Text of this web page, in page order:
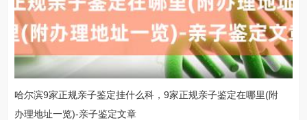
哈尔滨9家正规亲子鉴定挂什么科，9家正规亲子鉴定在哪里(附
办理地址一览)-亲子鉴定文章